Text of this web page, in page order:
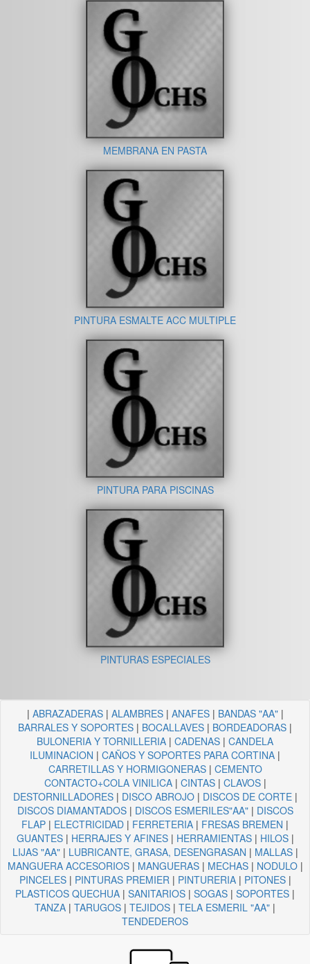
MEMBRANA EN PASTA
PINTURA ESMALTE ACC MULTIPLE
PINTURA PARA PISCINAS
PINTURAS ESPECIALES
| ABRAZADERAS| ALAMBRES| ANAFES| BANDAS "AA"|
BARRALES Y SOPORTES | BOCALLAVES | BORDEADORAS |
BULONERIA Y TORNILLERIA | CADENAS | CANDELA
ILUMINACION | CAÑOS Y SOPORTES PARA CORTINA |
CARRETILLAS Y HORMIGONERAS| CEMENTO
CONTACTO+COLA VINILICA| CINTAS| CLAVOS|
DESTORNILLADORES| DISCO ABROJO| DISCOS DE CORTE|
DISCOS DIAMANTADOS| DISCOS ESMERILES"AA"| DISCOS
FLAP | ELECTRICIDAD | FERRETERIA | FRESAS BREMEN |
GUANTES| HERRAJES Y AFINES| HERRAMIENTAS| HILOS|
LIJAS "AA"| LUBRICANTE, GRASA, DESENGRASAN | MALLAS|
MANGUERA ACCESORIOS| MANGUERAS| MECHAS| NODULO|
PINCELES| PINTURAS PREMIER | PINTURERIA| PITONES|
PLASTICOS QUECHUA | SANITARIOS | SOGAS | SOPORTES |
TANZA | TARUGOS | TEJIDOS | TELA ESMERIL "AA" |
TENDEDEROS